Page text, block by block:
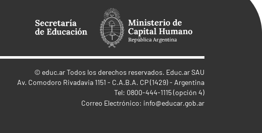
© educ.arTodos los derechos reservados. Educ.ar SAU
Av. Comodoro Rivadavia 1151 - C.A.B.A. CP (1429) - Argentina
Tel: 0800-444-1115 (opción 4)
Correo Electrónico: info@educar.gob.ar